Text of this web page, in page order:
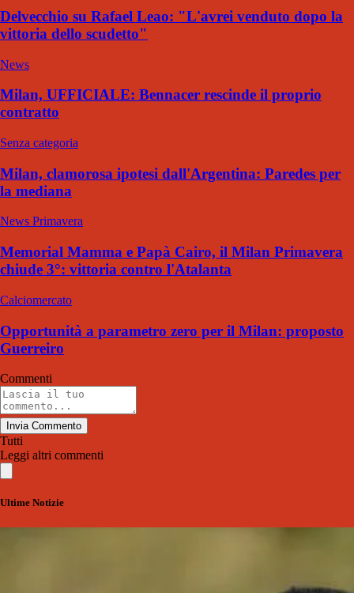
Delvecchio su Rafael Leao: "L'avrei venduto dopo la
vittoria dello scudetto"
News
Milan, UFFICIALE: Bennacer rescinde il proprio
contratto
Senza categoria
Milan, clamorosa ipotesi dall'Argentina: Paredes per
la mediana
News Primavera
Memorial Mamma e Papà Cairo, il Milan Primavera
chiude 3°: vittoria contro l'Atalanta
Calciomercato
Opportunità a parametro zero per il Milan: proposto
Guerreiro
Commenti
Invia Commento
Tutti
Leggi altri commenti
Ultime Notizie